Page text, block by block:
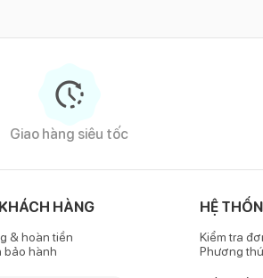
kaki bé trai phong cách màu trắng
hay sứt chỉ.
thấy hầm bí khi mặc.
Giao hàng siêu tốc
HÀNG
& hoàn tiền
bảo hành
HỆ
Kiểm tra
Phương